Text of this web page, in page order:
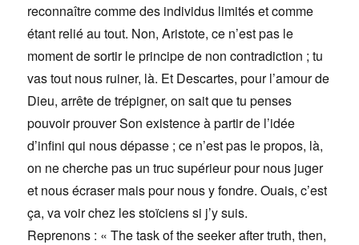
reconnaître comme des individus limités et comme
étant relié au tout. Non,Aristote, ce n’est pas le
moment de sortir le principe de non contradiction ; tu
vas tout nous ruiner, là. Et Descartes, pour l’amour de
Dieu, arrête de trépigner, on sait que tu penses
pouvoir prouver Son existence à partir de l’idée
d’infini qui nous dépasse ; ce n’est pas le propos, là,
on ne cherche pas un truc supérieur pour nous juger
et nous écraser mais pour nous y fondre. Ouais, c’est
ça, va voir chez les stoïciens si j’y suis.
Reprenons : « The task of the seeker after truth, then,